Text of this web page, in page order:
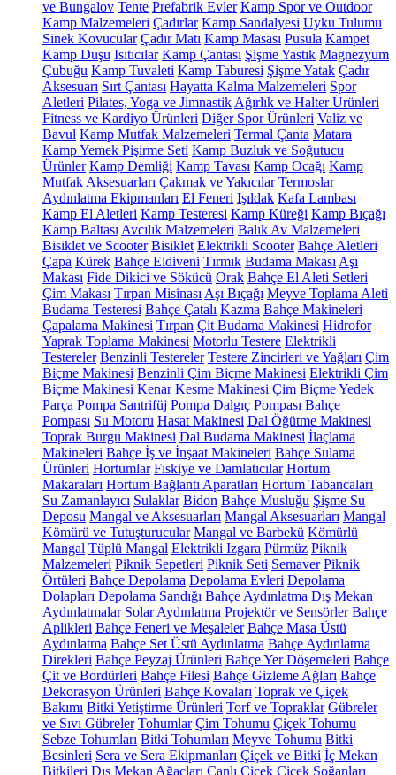
ve Bungalov Tente Prefabrik Evler Kamp Spor ve Outdoor
Kamp Malzemeleri Çadırlar Kamp Sandalyesi Uyku Tulumu
Sinek Kovucular Çadır Matı Kamp Masası Pusula Kampet
Kamp Duşu Isıtıcılar Kamp Çantası Şişme Yastık Magnezyum
Çubuğu Kamp Tuvaleti Kamp Taburesi Şişme Yatak Çadır
Aksesuarı Sırt Çantası Hayatta Kalma Malzemeleri Spor
Aletleri Pilates, Yoga ve Jimnastik Ağırlık ve Halter Ürünleri
Fitness ve Kardiyo Ürünleri Diğer Spor Ürünleri Valiz ve
Bavul Kamp Mutfak Malzemeleri Termal Çanta Matara
Kamp Yemek Pişirme Seti Kamp Buzluk ve Soğutucu
Ürünler Kamp Demliği Kamp Tavası Kamp Ocağı Kamp
Mutfak Aksesuarları Çakmak ve Yakıcılar Termoslar
Aydınlatma Ekipmanları El Feneri Işıldak Kafa Lambası
Kamp El Aletleri Kamp Testeresi Kamp Küreği Kamp Bıçağı
Kamp Baltası Avcılık Malzemeleri Balık Av Malzemeleri
Bisiklet ve Scooter Bisiklet Elektrikli Scooter Bahçe Aletleri
Çapa Kürek Bahçe Eldiveni Tırmık Budama Makası Aşı
Makası Fide Dikici ve Sökücü Orak Bahçe El Aleti Setleri
Çim Makası Tırpan Misinası Aşı Bıçağı Meyve Toplama Aleti
Budama Testeresi Bahçe Çatalı Kazma Bahçe Makineleri
Çapalama Makinesi Tırpan Çit Budama Makinesi Hidrofor
Yaprak Toplama Makinesi Motorlu Testere Elektrikli
Testereler Benzinli Testereler Testere Zincirleri ve Yağları Çim
Biçme Makinesi Benzinli Çim Biçme Makinesi Elektrikli Çim
Biçme Makinesi Kenar Kesme Makinesi Çim Biçme Yedek
Parça Pompa Santrifüj Pompa Dalgıç Pompası Bahçe
Pompası Su Motoru Hasat Makinesi Dal Öğütme Makinesi
Toprak Burgu Makinesi Dal Budama Makinesi İlaçlama
Makineleri Bahçe İş ve İnşaat Makineleri Bahçe Sulama
Ürünleri Hortumlar Fıskiye ve Damlatıcılar Hortum
Makaraları Hortum Bağlantı Aparatları Hortum Tabancaları
Su Zamanlayıcı Sulaklar Bidon Bahçe Musluğu Şişme Su
Deposu Mangal ve Aksesuarları Mangal Aksesuarları Mangal
Kömürü ve Tutuşturucular Mangal ve Barbekü Kömürlü
Mangal Tüplü Mangal Elektrikli Izgara Pürmüz Piknik
Malzemeleri Piknik Sepetleri Piknik Seti Semaver Piknik
Örtüleri Bahçe Depolama Depolama Evleri Depolama
Dolapları Depolama Sandığı Bahçe Aydınlatma Dış Mekan
Aydınlatmalar Solar Aydınlatma Projektör ve Sensörler Bahçe
Aplikleri Bahçe Feneri ve Meşaleler Bahçe Masa Üstü
Aydınlatma Bahçe Set Üstü Aydınlatma Bahçe Aydınlatma
Direkleri Bahçe Peyzaj Ürünleri Bahçe Yer Döşemeleri Bahçe
Çit ve Bordürleri Bahçe Filesi Bahçe Gizleme Ağları Bahçe
Dekorasyon Ürünleri Bahçe Kovaları Toprak ve Çiçek
Bakımı Bitki Yetiştirme Ürünleri Torf ve Topraklar Gübreler
ve Sıvı Gübreler Tohumlar Çim Tohumu Çiçek Tohumu
Sebze Tohumları Bitki Tohumları Meyve Tohumu Bitki
Besinleri Sera ve Sera Ekipmanları Çiçek ve Bitki İç Mekan
Bitkileri Dış Mekan Ağaçları Canlı Çiçek Çiçek Soğanları